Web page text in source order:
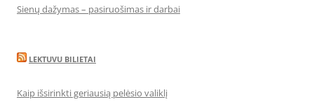
Sienų dažymas – pasiruošimas ir darbai
LEKTUVU BILIETAI
Kaip išsirinkti geriausią pelėsio valiklį